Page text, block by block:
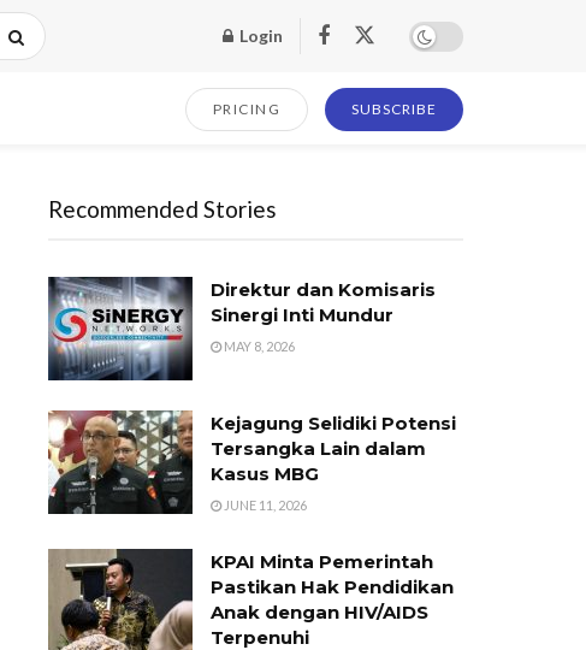
Login
PRICING SUBSCRIBE
Recommended Stories
Direktur dan Komisaris
Sinergi Inti Mundur
MAY 8, 2026
Kejagung Selidiki Potensi
Tersangka Lain dalam
Kasus MBG
JUNE 11, 2026
KPAI Minta Pemerintah
Pastikan Hak Pendidikan
Anak dengan HIV/AIDS
Terpenuhi